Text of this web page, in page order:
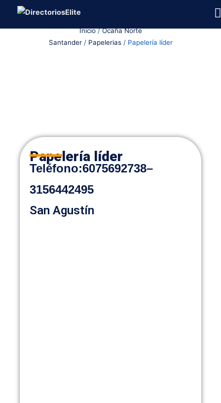
Inicio/Ocaña Norte
Santander/ Papelerias/ Papelería líder
Papelería líder
Teléfono:6075692738–
3156442495
San Agustín